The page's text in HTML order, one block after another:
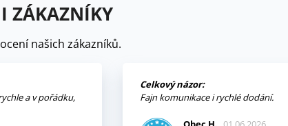
ZÁKAZNÍKY
našich zákazníků.
a v pořádku,
Celkový názor:
Fajn komunikace i rychlé dodání.